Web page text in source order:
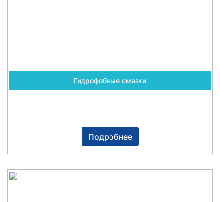
Гидрофобные смазки
Подробнее